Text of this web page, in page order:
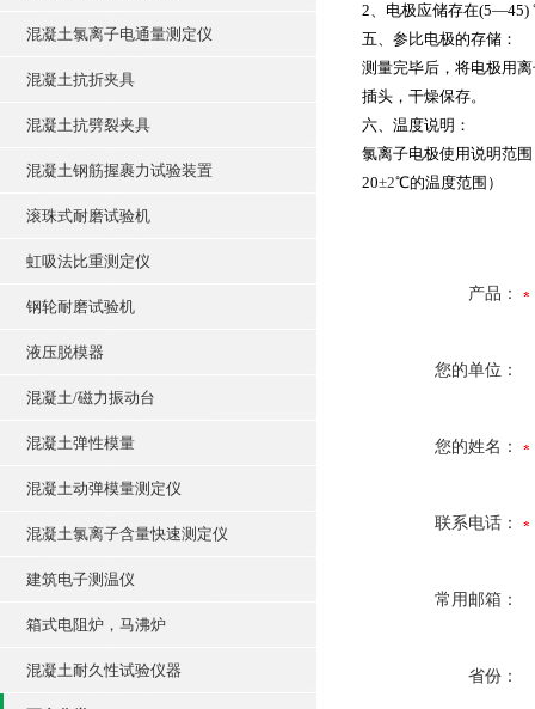
混凝土氯离子电通量测定仪
混凝土抗折夹具
混凝土抗劈裂夹具
混凝土钢筋握裹力试验装置
滚珠式耐磨试验机
虹吸法比重测定仪
钢轮耐磨试验机
液压脱模器
混凝土/磁力振动台
混凝土弹性模量
混凝土动弹模量测定仪
混凝土氯离子含量快速测定仪
建筑电子测温仪
箱式电阻炉，马沸炉
混凝土耐久性试验仪器
2、电极应储存在(5—45)
五、参比电极的存储：
测量完毕后，将电极用
插头，干燥保存。
六、温度说明：
氯离子电极使用说明范
20±2℃的温度范围）
产品：
您的单位：
您的姓名：
联系电话：
常用邮箱：
省份：